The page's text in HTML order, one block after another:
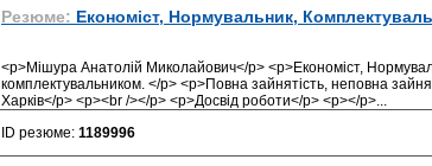
Резюме: Економіст, Нормувальник,
<p>Мішура Анатолій Миколайович</p> <p>Економіст,
комплектувальником. </p> <p>Повна зайнятість, неповна
Харків</p> <p><br /></p> <p>Досвід роботи</p> <p></p>...
ID резюме: 1189996